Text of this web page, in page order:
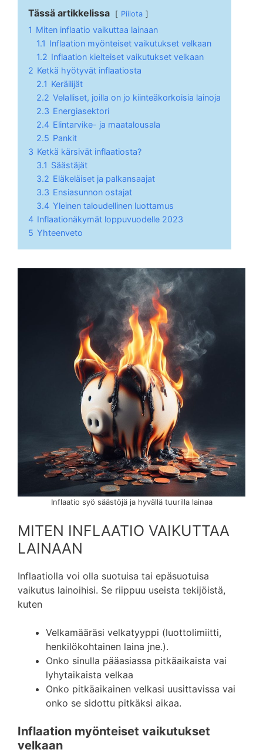
Tässä artikkelissa Piilota
1 Miten inflaatio vaikuttaa lainaan
1.1 Inflaation myönteiset vaikutukset velkaan
1.2 Inflaation kielteiset vaikutukset velkaan
2 Ketkä hyötyvät inflaatiosta
2.1 Keräilijät
2.2 Velalliset, joilla on jo kiinteäkorkoisia lainoja
2.3 Energiasektori
2.4 Elintarvike- ja maatalousala
2.5 Pankit
3 Ketkä kärsivät inflaatiosta?
3.1 Säästäjät
3.2 Eläkeläiset ja palkansaajat
3.3 Ensiasunnon ostajat
3.4 Yleinen taloudellinen luottamus
4 Inflaationäkymät loppuvuodelle 2023
5 Yhteenveto
Inflaatio syö säästöjä ja hyvällä tuurilla lainaa
MITEN INFLAATIO VAIKUTTAA
LAINAAN
Inflaatiolla voi olla suotuisa tai epäsuotuisa
vaikutus lainoihisi. Se riippuu useista tekijöistä,
kuten
Velkamääräsi velkatyyppi (luottolimiitti,
henkilökohtainen laina jne.).
Onko sinulla pääasiassa pitkäaikaista vai
lyhytaikaista velkaa
Onko pitkäaikainen velkasi uusittavissa vai
onko se sidottu pitkäksi aikaa.
Inflaation myönteiset vaikutukset
velkaan